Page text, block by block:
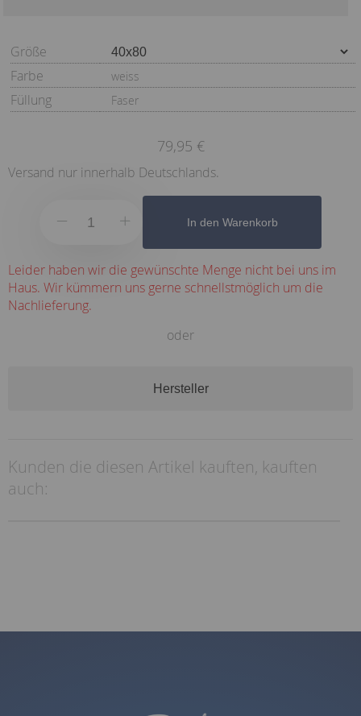
Größe
Farbe
weiss
Füllung Faser
79,95 €
Versand nur innerhalb Deutschlands.
In den Warenkorb
Leider haben wir die gewünschte Menge nicht bei uns im
Haus. Wir kümmern uns gerne schnellstmöglich um die
Nachlieferung.
oder
Hersteller
Kunden die diesen Artikel kauften, kauften
auch: